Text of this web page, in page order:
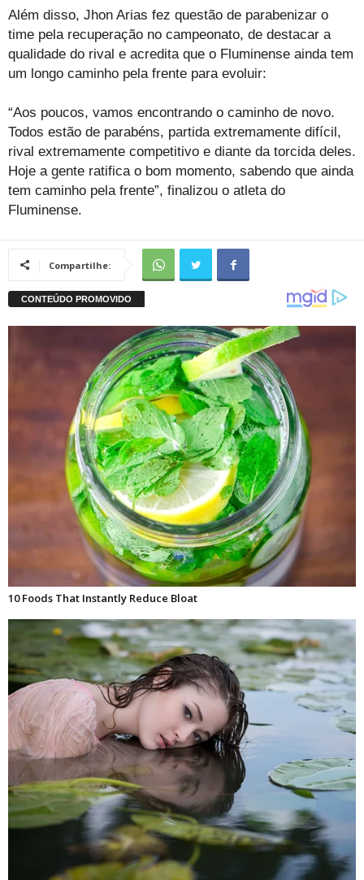
Além disso, Jhon Arias fez questão de parabenizar o
time pela recuperação no campeonato, de destacar a
qualidade do rival e acredita que o Fluminense ainda tem
um longo caminho pela frente para evoluir:
“Aos poucos, vamos encontrando o caminho de novo.
Todos estão de parabéns, partida extremamente difícil,
rival extremamente competitivo e diante da torcida deles.
Hoje a gente ratifica o bom momento, sabendo que ainda
tem caminho pela frente”, finalizou o atleta do
Fluminense.
Compartilhe: